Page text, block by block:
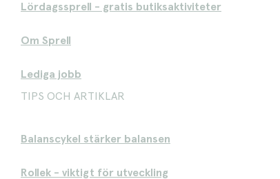
Lördagssprell - gratis butiksaktiviteter
Om Sprell
Lediga jobb
TIPS OCH ARTIKLAR
Balanscykel stärker balansen
Rollek - viktigt för utveckling